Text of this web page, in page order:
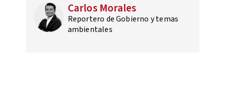
Carlos Morales
Reportero de Gobierno y temas
ambientales